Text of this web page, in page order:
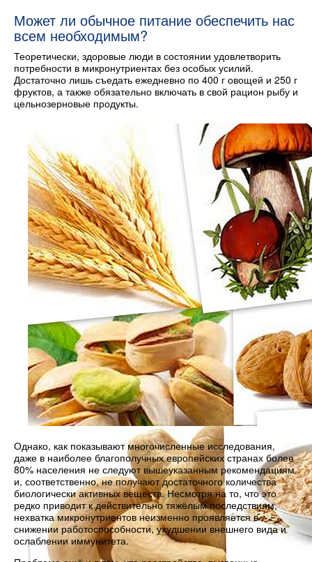
Может ли обычное питание обеспечить нас
всем необходимым?
Теоретически, здоровые люди в состоянии удовлетворить
потребности в микронутриентах без особых усилий.
Достаточно лишь съедать ежедневно по 400 г овощей и 250 г
фруктов, а также обязательно включать в свой рацион рыбу и
цельнозерновые продукты.
Однако, как показывают многочисленные исследования,
даже в наиболее благополучных европейских странах более
80% населения не следуют вышеуказанным рекомендациям
и, соответственно, не получают достаточного количества
биологически активных веществ. Несмотря на то, что это
редко приводит к действительно тяжёлым последствиям,
нехватка микронутриентов неизменно проявляется в
снижении работоспособности, ухудшении внешнего вида и
ослаблении иммунитета.